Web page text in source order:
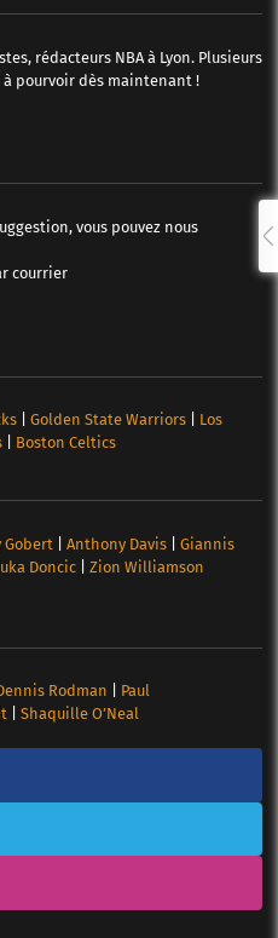
rédacteurs NBA à Lyon. Plusieurs
pourvoir dès maintenant !
vous pouvez nous
courrier
| Golden State Warriors| Los
| Boston Celtics
Gobert Anthony Davis| Giannis
Doncic| Zion Williamson
Rodman
Paul
| Shaquille O’Neal